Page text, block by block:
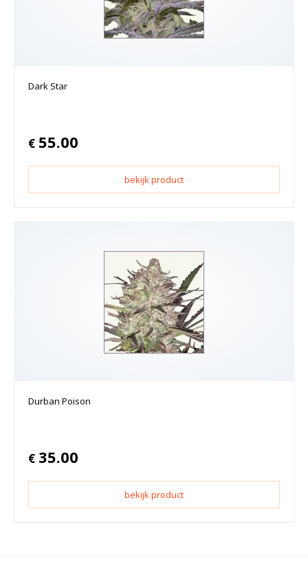
Dark Star
€ 55.00
bekijk product
Durban Poison
€ 35.00
bekijk product